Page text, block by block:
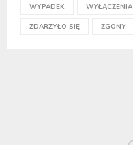
WYPADEK WYŁĄCZENIA
ZDARZYŁO SIĘ ZGONY